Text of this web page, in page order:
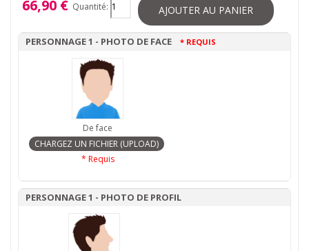
66,90 € Quantité: AJOUTER AU PANIER
PERSONNAGE 1 - PHOTO DE FACE * REQUIS
De face
* Requis
PERSONNAGE 1 - PHOTO DE PROFIL